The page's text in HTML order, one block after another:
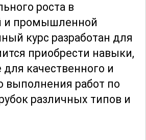
роста в
и промышленной
курс разработан для
приобрести навыки,
качественного и
выполнения работ по
различных типов и